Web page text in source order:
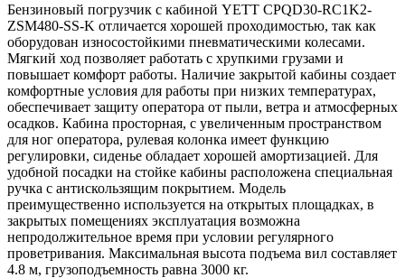
Бензиновый погрузчик с кабиной YETT CPQD30-RC1K2-
ZSM480-SS-K отличается хорошей проходимостью, так как
оборудован износостойкими пневматическими колесами.
Мягкий ход позволяет работать с хрупкими грузами и
повышает комфорт работы. Наличие закрытой кабины создает
комфортные условия для работы при низких температурах,
обеспечивает защиту оператора от пыли, ветра и атмосферных
осадков. Кабина просторная, с увеличенным пространством
для ног оператора, рулевая колонка имеет функцию
регулировки, сиденье обладает хорошей амортизацией. Для
удобной посадки на стойке кабины расположена специальная
ручка с антискользящим покрытием. Модель
преимущественно используется на открытых площадках, в
закрытых помещениях эксплуатация возможна
непродолжительное время при условии регулярного
проветривания. Максимальная высота подъема вил составляет
4.8 м, грузоподъемность равна 3000 кг.